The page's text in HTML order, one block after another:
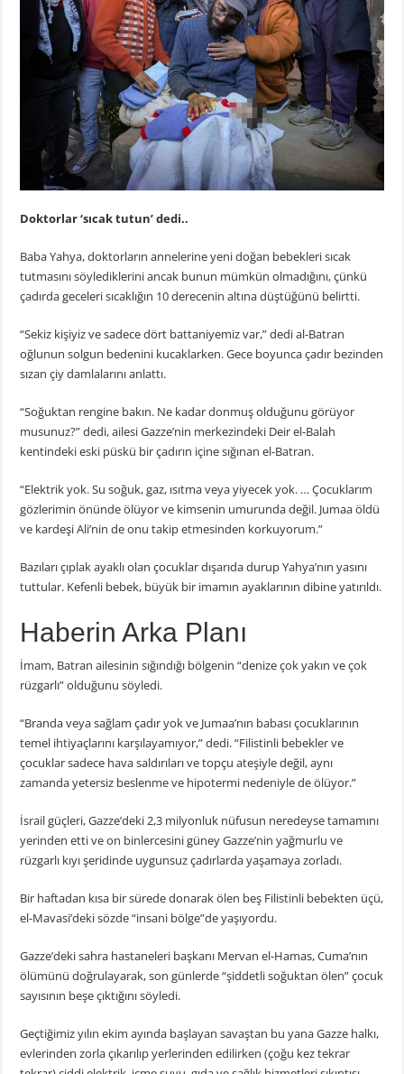
Doktorlar ‘sıcak tutun’ dedi..
Baba Yahya, doktorların annelerine yeni doğan bebekleri sıcak
tutmasını söylediklerini ancak bunun mümkün olmadığını, çünkü
çadırda geceleri sıcaklığın 10 derecenin altına düştüğünü belirtti.
“Sekiz kişiyiz ve sadece dört battaniyemiz var,” dedi al-Batran
oğlunun solgun bedenini kucaklarken. Gece boyunca çadır bezinden
sızan çiy damlalarını anlattı.
“Soğuktan rengine bakın. Ne kadar donmuş olduğunu görüyor
musunuz?” dedi, ailesi Gazze’nin merkezindeki Deir el-Balah
kentindeki eski püskü bir çadırın içine sığınan el-Batran.
“Elektrik yok. Su soğuk, gaz, ısıtma veya yiyecek yok. … Çocuklarım
gözlerimin önünde ölüyor ve kimsenin umurunda değil. Jumaa öldü
ve kardeşi Ali’nin de onu takip etmesinden korkuyorum.”
Bazıları çıplak ayaklı olan çocuklar dışarıda durup Yahya’nın yasını
tuttular. Kefenli bebek, büyük bir imamın ayaklarının dibine yatırıldı.
Haberin Arka Planı
İmam, Batran ailesinin sığındığı bölgenin “denize çok yakın ve çok
rüzgarlı” olduğunu söyledi.
“Branda veya sağlam çadır yok ve Jumaa’nın babası çocuklarının
temel ihtiyaçlarını karşılayamıyor,” dedi. “Filistinli bebekler ve
çocuklar sadece hava saldırıları ve topçu ateşiyle değil, aynı
zamanda yetersiz beslenme ve hipotermi nedeniyle de ölüyor.”
İsrail güçleri, Gazze’deki 2,3 milyonluk nüfusun neredeyse tamamını
yerinden etti ve on binlercesini güney Gazze’nin yağmurlu ve
rüzgarlı kıyı şeridinde uygunsuz çadırlarda yaşamaya zorladı.
Bir haftadan kısa bir sürede donarak ölen beş Filistinli bebekten üçü,
el-Mavasi’deki sözde “insani bölge”de yaşıyordu.
Gazze’deki sahra hastaneleri başkanı Mervan el-Hamas, Cuma’nın
ölümünü doğrulayarak, son günlerde “şiddetli soğuktan ölen” çocuk
sayısının beşe çıktığını söyledi.
Geçtiğimiz yılın ekim ayında başlayan savaştan bu yana Gazze halkı,
evlerinden zorla çıkarılıp yerlerinden edilirken (çoğu kez tekrar